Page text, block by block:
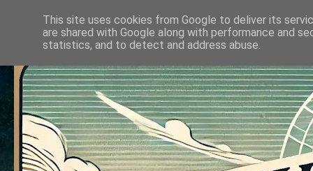
This site uses cookies from Google to deliver its
are shared with Google along with performance and
statistics, and to detect and address abuse.